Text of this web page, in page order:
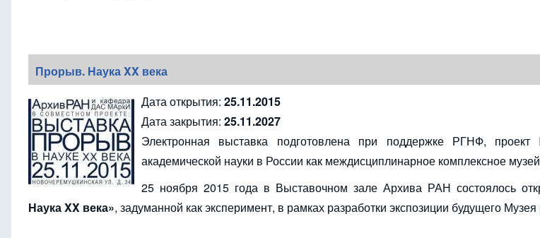
Прорыв. Наука XX века
Дата открытия: 25.11.2015
Дата закрытия: 25.11.2027
Электронная выставка подготовлена при поддержке РГНФ,
академической науки в России как междисциплинарное комплексное
25 ноября 2015 года в Выставочном зале Архива РАН состоялось
Наука XX века», задуманной как эксперимент, в рамках разработки экспозиции будущего